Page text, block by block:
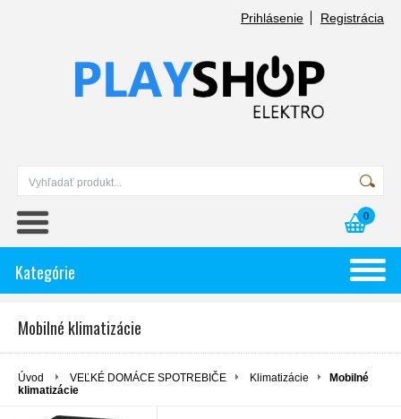
Prihlásenie Registrácia
0
Kategórie
Mobilné klimatizácie
Úvod VEĽKÉ DOMÁCE SPOTREBIČE Klimatizácie
Mobilné
klimatizácie